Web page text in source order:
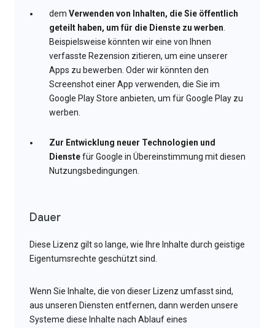
dem Verwenden von Inhalten, die Sie öffentlich
geteilt haben, um für die Dienste zu werben.
Beispielsweise könnten wir eine von Ihnen
verfasste Rezension zitieren, um eine unserer
Apps zu bewerben. Oder wir könnten den
Screenshot einer App verwenden, die Sie im
Google Play Store anbieten, um für Google Play zu
werben.
Zur Entwicklung neuer Technologien und
Dienstefür Google in Übereinstimmung mit diesen
Nutzungsbedingungen.
Dauer
Diese Lizenz gilt so lange, wie Ihre Inhalte durch geistige
Eigentumsrechte geschützt sind.
Wenn Sie Inhalte, die von dieser Lizenz umfasst sind,
aus unseren Diensten entfernen, dann werden unsere
Systeme diese Inhalte nach Ablauf eines